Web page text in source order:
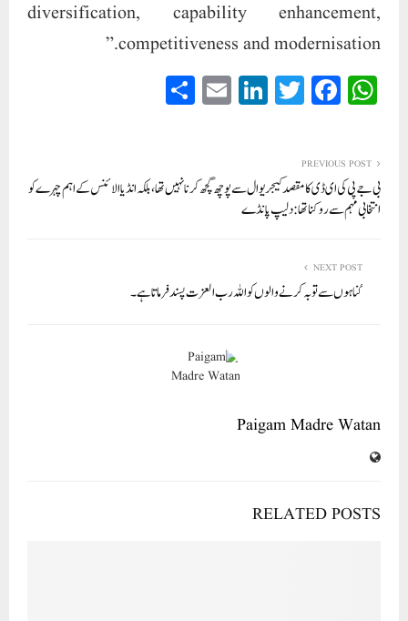
diversification, capability enhancement,
competitiveness and modernisation.”
W
ha
A
pp
Fa
ce
ok
T
wi
r
Li
nk
In
E
m
PREVIOUS POST
بی جے پی کی ای ڈی کا مقصد کیجریوال سے پوچھ گچھ کرنا نہیں تھا، بلکہ انڈیا الائنس کے اہم چہرے کو
انتخابی مہم سے روکنا تھا: دلیپ پانڈے
NEXT POST
گناہوں سے توبہ کرنے والو ں کواللہ رب العزت پسند فرماتا ہے ۔
Paigam Madre Watan
RELATED POSTS